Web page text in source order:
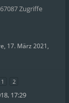
Zugriffe
, 17. März 2021,
1 2
17:29